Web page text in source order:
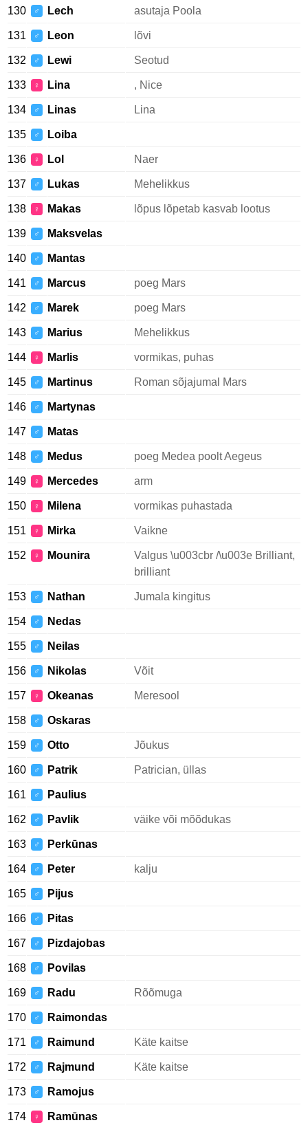
130 ♂ Lech asutaja Poola
131 ♂ Leon lõvi
132 ♂ Lewi Seotud
133 ♀ Lina , Nice
134 ♂ Linas Lina
135 ♂ Loiba
136 ♀ Lol Naer
137 ♂ Lukas Mehelikkus
138 ♀ Makas lõpus lõpetab kasvab lootus
139 ♂ Maksvelas
140 ♂ Mantas
141 ♂ Marcus poeg Mars
142 ♂ Marek poeg Mars
143 ♂ Marius Mehelikkus
144 ♀ Marlis vormikas, puhas
145 ♂ Martinus Roman sõjajumal Mars
146 ♂ Martynas
147 ♂ Matas
148 ♂ Medus poeg Medea poolt Aegeus
149 ♀ Mercedes arm
150 ♀ Milena vormikas puhastada
151 ♀ Mirka Vaikne
152 ♀ Mounira
Valgus \u003cbr /\u003e Brilliant,
brilliant
153 ♂ Nathan Jumala kingitus
154 ♂ Nedas
155 ♂ Neilas
156 ♂ Nikolas Võit
157 ♀ Okeanas Meresool
158 ♂ Oskaras
159 ♂ Otto Jõukus
160 ♂ Patrik Patrician, üllas
161 ♂ Paulius
162 ♂ Pavlik väike või mõõdukas
163 ♂ Perkūnas
164 ♂ Peter kalju
165 ♂ Pijus
166 ♂ Pitas
167 ♂ Pizdajobas
168 ♂ Povilas
169 ♂ Radu Rõõmuga
170 ♂ Raimondas
171 ♂ Raimund Käte kaitse
172 ♂ Rajmund Käte kaitse
173 ♂ Ramojus
174 ♀ Ramūnas